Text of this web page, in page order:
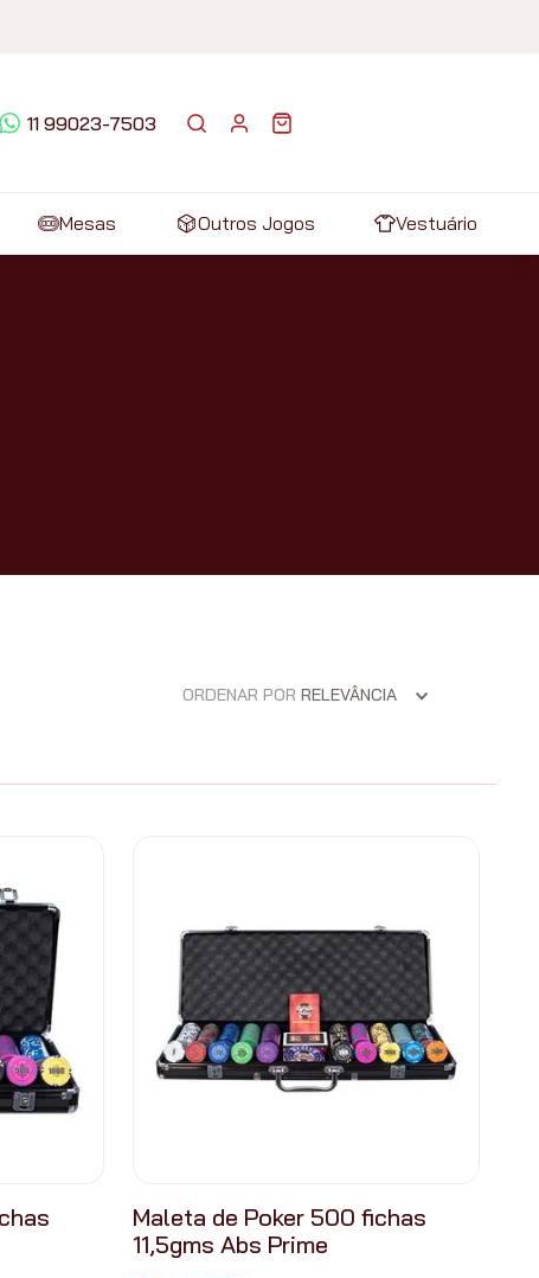
11 99023-7503
Mesas Outros Jogos Vestuário
ORDENAR POR RELEVÂNCIA
Maleta de Poker 500 fichas
11,5gms Abs Prime